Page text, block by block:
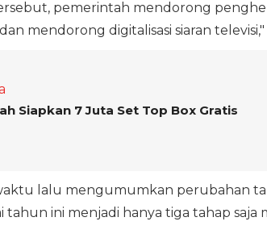
pemerintah mendorong
mendorong digitalisasi siaran
Siapkan 7 Juta Set Top Box Gratis
lalu mengumumkan perubahan
tahun ini menjadi hanya tiga tahap saja